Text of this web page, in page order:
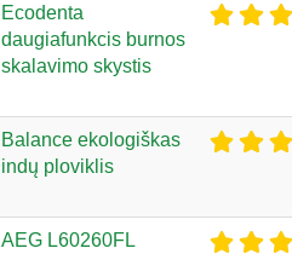
Ecodenta
daugiafunkcis burnos
skalavimo skystis
Balance ekologiškas
indų ploviklis
AEG L60260FL